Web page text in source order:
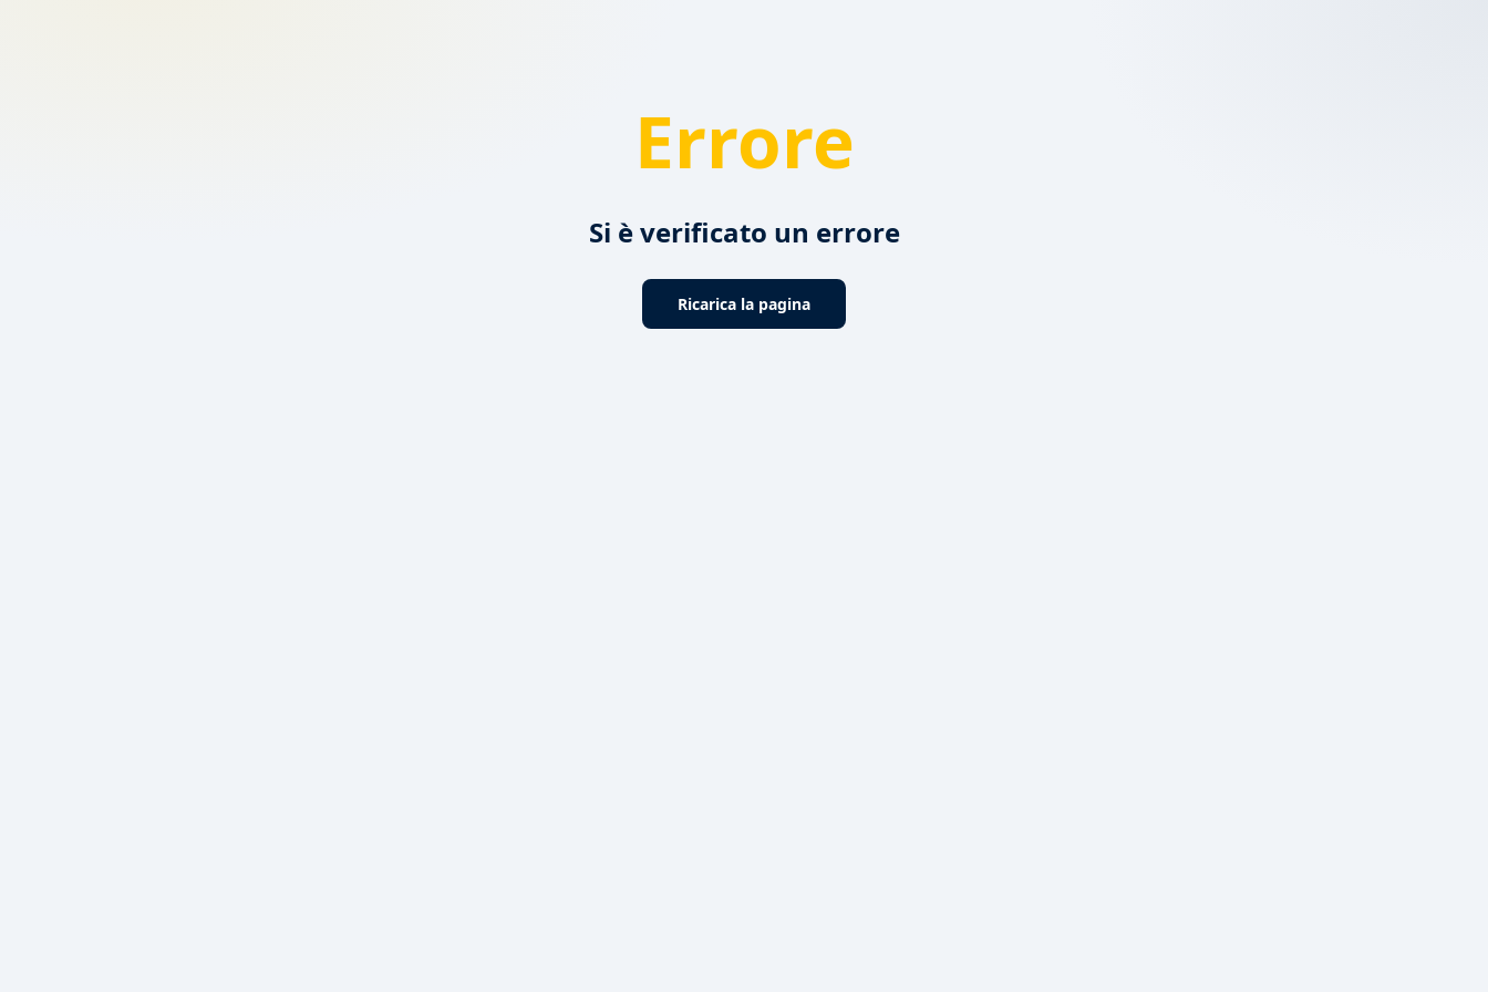
Errore
Si è verificato un errore
Ricarica la pagina